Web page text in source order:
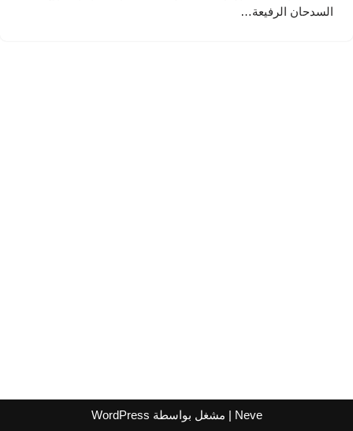
السدحان الرفيعة…
Neve | مشغل بواسطة WordPress
اشترك لتصلك عروض مراكز التسوق